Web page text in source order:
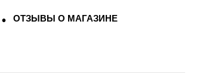
ОТЗЫВЫ О МАГАЗИНЕ